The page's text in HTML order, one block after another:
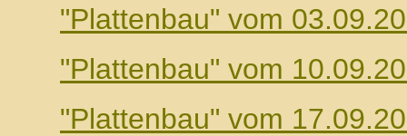
"Plattenbau" vom
"Plattenbau" vom
"Plattenbau" vom